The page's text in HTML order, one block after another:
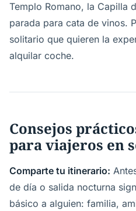
Templo Romano, la Capilla
parada para cata de vinos.
solitario que quieren la
alquilar coche.
Consejos
para viajeros en
Comparte tu itinerario:
de día o salida nocturna
básico a alguien: familia,